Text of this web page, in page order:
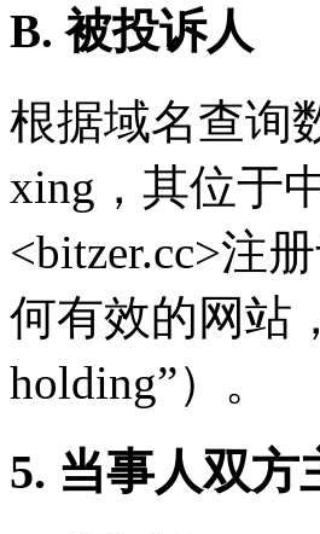
B. 被投诉人
根据域名查询
xing，其位于
<bitzer.cc>注
何有效的网站
holding”）。
5. 当事人双方